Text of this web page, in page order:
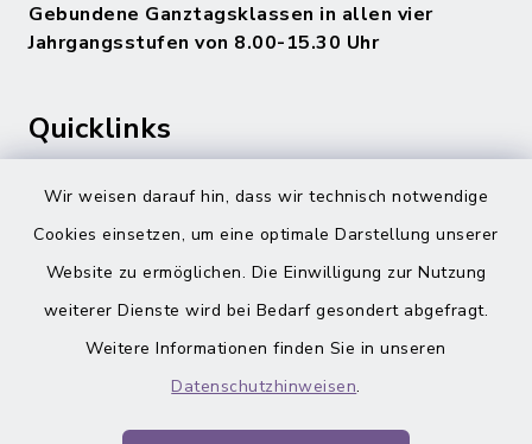
Wir weisen darauf hin, dass wir technisch notwendige
Cookies einsetzen, um eine optimale Darstellung unserer
Website zu ermöglichen. Die Einwilligung zur Nutzung
weiterer Dienste wird bei Bedarf gesondert abgefragt.
Weitere Informationen finden Sie in unseren
Datenschutzhinweisen.
Gebundene Ganztagsklassen in allen vier
Jahrgangsstufen von 8.00-15.30 Uhr
Quicklinks
Gemeinde Adelsdorf
inixmedia